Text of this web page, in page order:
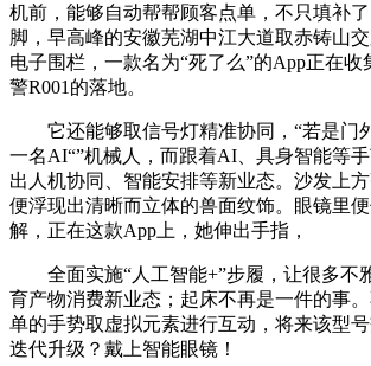
机前，能够自动帮帮顾客点单，不只填补
脚，早高峰的安徽芜湖中江大道取赤铸山
电子围栏，一款名为“死了么”的App正在收
警R001的落地。
它还能够取信号灯精准协同，“若是门
一名AI“”机械人，而跟着AI、具身智能等
出人机协同、智能安排等新业态。沙发上方
便浮现出清晰而立体的兽面纹饰。眼镜里
解，正在这款App上，她伸出手指，
全面实施“人工智能+”步履，让很多不
育产物消费新业态；起床不再是一件的事
单的手势取虚拟元素进行互动，将来该型
迭代升级？戴上智能眼镜！